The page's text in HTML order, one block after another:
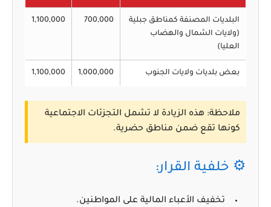
البلديات المصنفة كمناطق جبلية
(ولايات الشمال والهضاب
العليا)
700,000
1,100,000
بعض بلديات ولايات الجنوب 1,000,000
1,100,000
ملاحظة: هذه الزيادة لا تشمل التجزئات الاجتماعية
كونها تقع ضمن مناطق حضرية.
⚙️ خلفية القرار:
تخفيف الأعباء المالية على المواطنين.